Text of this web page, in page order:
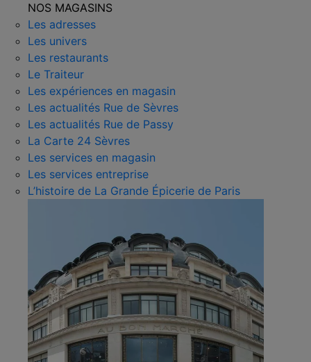
NOS MAGASINS
Les adresses
Les univers
Les restaurants
Le Traiteur
Les expériences en magasin
Les actualités Rue de Sèvres
Les actualités Rue de Passy
La Carte 24 Sèvres
Les services en magasin
Les services entreprise
L’histoire de La Grande Épicerie de Paris